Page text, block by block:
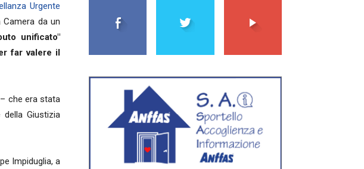
Urgente
da un
unificato"
far valere il
– che era stata
Giustizia
Impiduglia, a